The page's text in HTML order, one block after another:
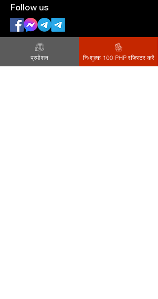
Follow us
Telegram Group
Subscribe Official
प्रमोशन निःशुल्क 100 PHP रजिस्टर करें